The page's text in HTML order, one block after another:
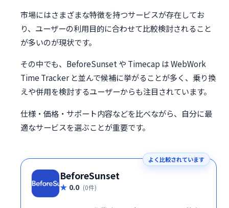
市場にはさまざまな特徴を持つサービスが存在してお
り、ユーザーの利用目的に合わせて比較検討されること
が多いのが現状です。
その中でも、BeforeSunset や Timecap は WebWork
Time Tracker と並んで候補に挙がることが多く、乗り換
えや併用を検討するユーザーからも注目されています。
仕様・価格・サポート内容などを比べながら、自分に最
適なサービスを選ぶことが重要です。
よく比較されています
BeforeSunset
0.0 (0件)